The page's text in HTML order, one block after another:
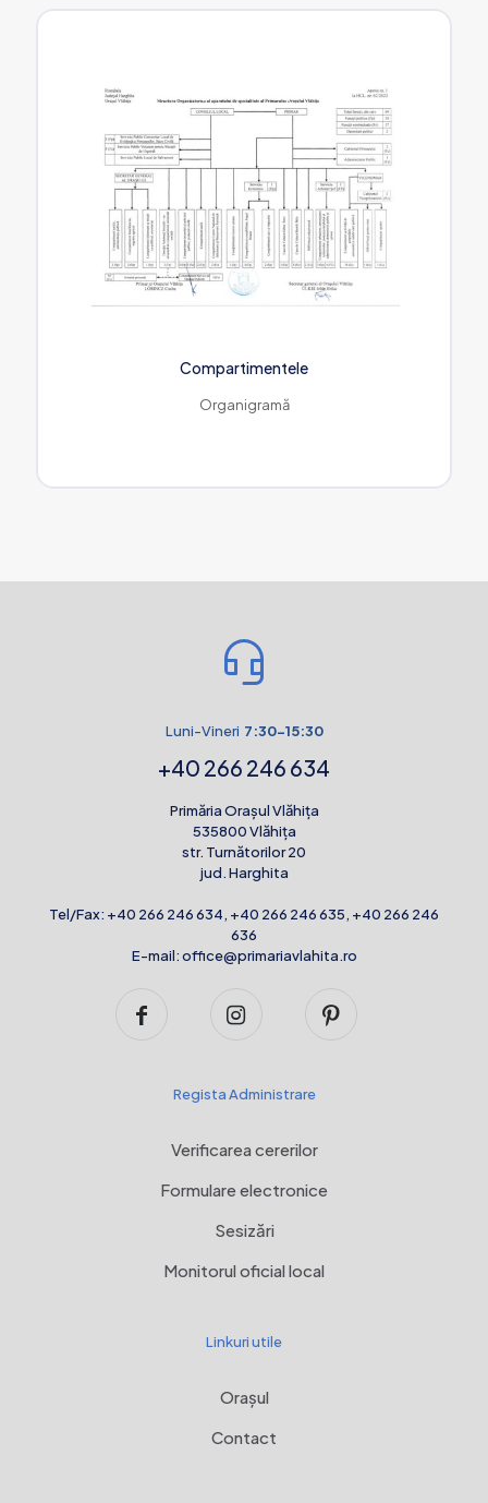
Compartimentele
Organigramă
Luni-Vineri 7:30-15:30
+40 266 246 634
Primăria Orașul Vlăhița
535800 Vlăhița
str. Turnătorilor 20
jud. Harghita
Tel/Fax: +40 266 246 634, +40 266 246 635, +40 266 246
636
E-mail:office@primariavlahita.ro
Regista Administrare
Verificarea cererilor
Formulare electronice
Sesizări
Monitorul oficial local
Linkuri utile
Orașul
Contact